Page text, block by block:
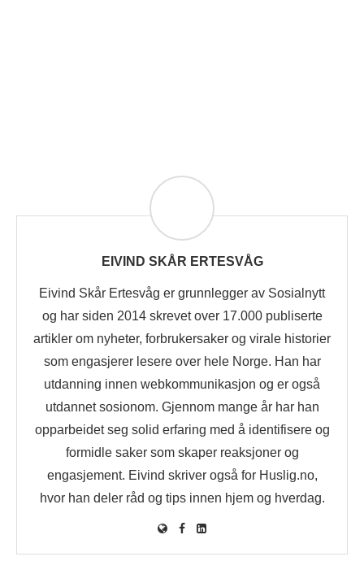
EIVIND SKÅR ERTESVÅG
Eivind Skår Ertesvåg er grunnlegger av Sosialnytt
og har siden 2014 skrevet over 17.000 publiserte
artikler om nyheter, forbrukersaker og virale historier
som engasjerer lesere over hele Norge. Han har
utdanning innen webkommunikasjon og er også
utdannet sosionom. Gjennom mange år har han
opparbeidet seg solid erfaring med å identifisere og
formidle saker som skaper reaksjoner og
engasjement. Eivind skriver også for Huslig.no,
hvor han deler råd og tips innen hjem og hverdag.